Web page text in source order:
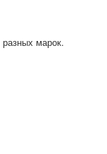
марок.